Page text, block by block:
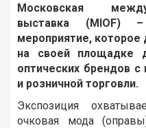
Московская
выставка (MIOF)
мероприятие,
на своей площадке
оптических брендов с
и розничной торговли.
Экспозиция
очковая мода